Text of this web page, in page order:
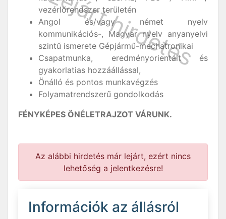
vezérlőrendszer területén
Angol és/vagy német nyelv
kommunikációs-, Magyar nyelv anyanyelvi
szintű ismerete Gépjármű-mechatronikai
Csapatmunka, eredményorientált és
gyakorlatias hozzáállással,
Önálló és pontos munkavégzés
Folyamatrendszerű gondolkodás
FÉNYKÉPES ÖNÉLETRAJZOT VÁRUNK.
Az alábbi hirdetés már lejárt, ezért nincs
lehetőség a jelentkezésre!
Információk az állásról